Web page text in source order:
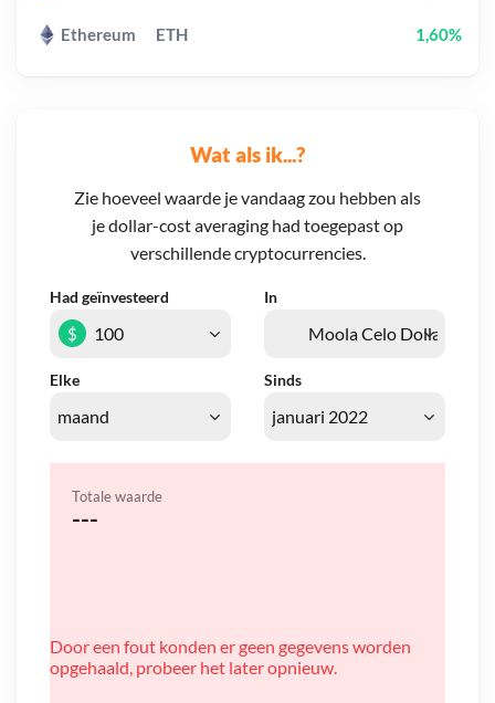
Wat als ik...?
Zie hoeveel waarde je vandaag zou hebben als
je dollar-cost averaging had toegepast op
verschillende cryptocurrencies.
Had geïnvesteerd In
Elke Sinds
$
Totale waarde
---
Door een fout konden er geen gegevens worden
opgehaald, probeer het later opnieuw.
Ethereum ETH 1,60%